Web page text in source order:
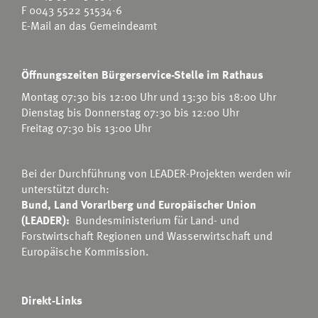
F 0043 5522 51534-6
E-Mail an das Gemeindeamt
Öffnungszeiten Bürgerservice-Stelle im Rathaus
Montag 07:30 bis 12:00 Uhr und 13:30 bis 18:00 Uhr
Dienstag bis Donnerstag 07:30 bis 12:00 Uhr
Freitag 07:30 bis 13:00 Uhr
Bei der Durchführung von LEADER-Projekten werden wir
unterstützt durch:
Bund, Land Vorarlberg und Europäischer Union
(LEADER): Bundesministerium für Land- und
Forstwirtschaft Regionen und Wasserwirtschaft und
Europäische Kommission.
Direkt-Links